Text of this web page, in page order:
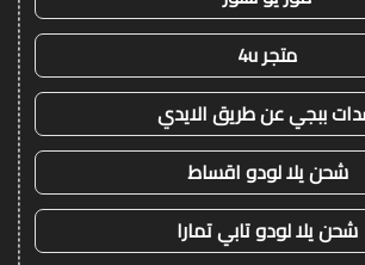
متجر 4u
ببجي عن طريق الايدي
شحن يلا لودو اقساط
شحن يلا لودو تابي تمارا